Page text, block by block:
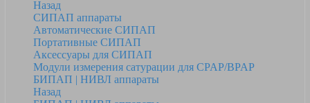
Назад
СИПАП аппараты
Автоматические СИПАП
Портативные СИПАП
Аксессуары для СИПАП
Модули измерения сатурации для CPAP/BPAP
БИПАП | НИВЛ аппараты
Назад